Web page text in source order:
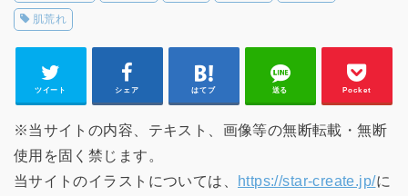
肌荒れ
ツイート シェア はてブ 送る Pocket
※当サイトの内容、テキスト、画像等の無断転載・無断
使用を固く禁じます。
当サイトのイラストについては、 https://star-create.jp/に